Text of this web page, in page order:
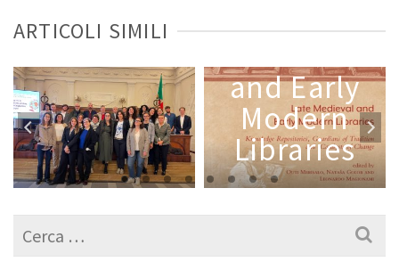
ARTICOLI SIMILI Late
Medieval
and Early
Modern
Libraries
Cerca
per: